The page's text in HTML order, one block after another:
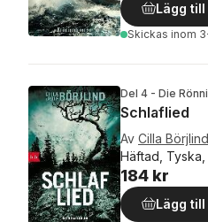
Lägg till
Skickas inom
Del 4 - Die
Schlaflied
Av Cilla Börjlind
Häftad, Tyska,
184 kr
Lägg till